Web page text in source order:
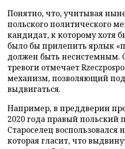
Понятно, что, учитывая
польского политического
кандидат, к которому хотя
было бы прилепить ярлык
должен быть несистемным.
тревоги отмечает
механизм, позволяющий
выдвигаться.
Например, в преддверии
2020 года правый польский
Староселец воспользовался
которая гласит, что